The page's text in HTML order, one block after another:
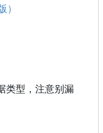
类型，注意别漏